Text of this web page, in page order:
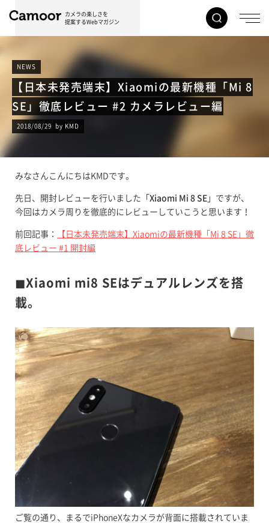
カメラの楽しさを
提案するWebマガジン
NEWS
【日本未発売端末】Xiaomiの最新機種「Mi 8
SE」徹底レビュー #2 カメラレビュー編
2018/08/29 by KMD
みなさんこんにちはKMDです。
先日、開封レビューを行いました「 Xiaomi Mi 8 SE 」ですが、
今回はカメラ周りを徹底的にレビューしていこうと思います！
前回記事：
【日本未発売端末】Xiaomiの最新機種「Mi 8 SE」徹
底レビュー #1 開封編
◼︎Xiaomi mi8 SEはデュアルレンズを搭
載。
ご覧の通り、まるでiPhoneXなカメラが背面に搭載されていま